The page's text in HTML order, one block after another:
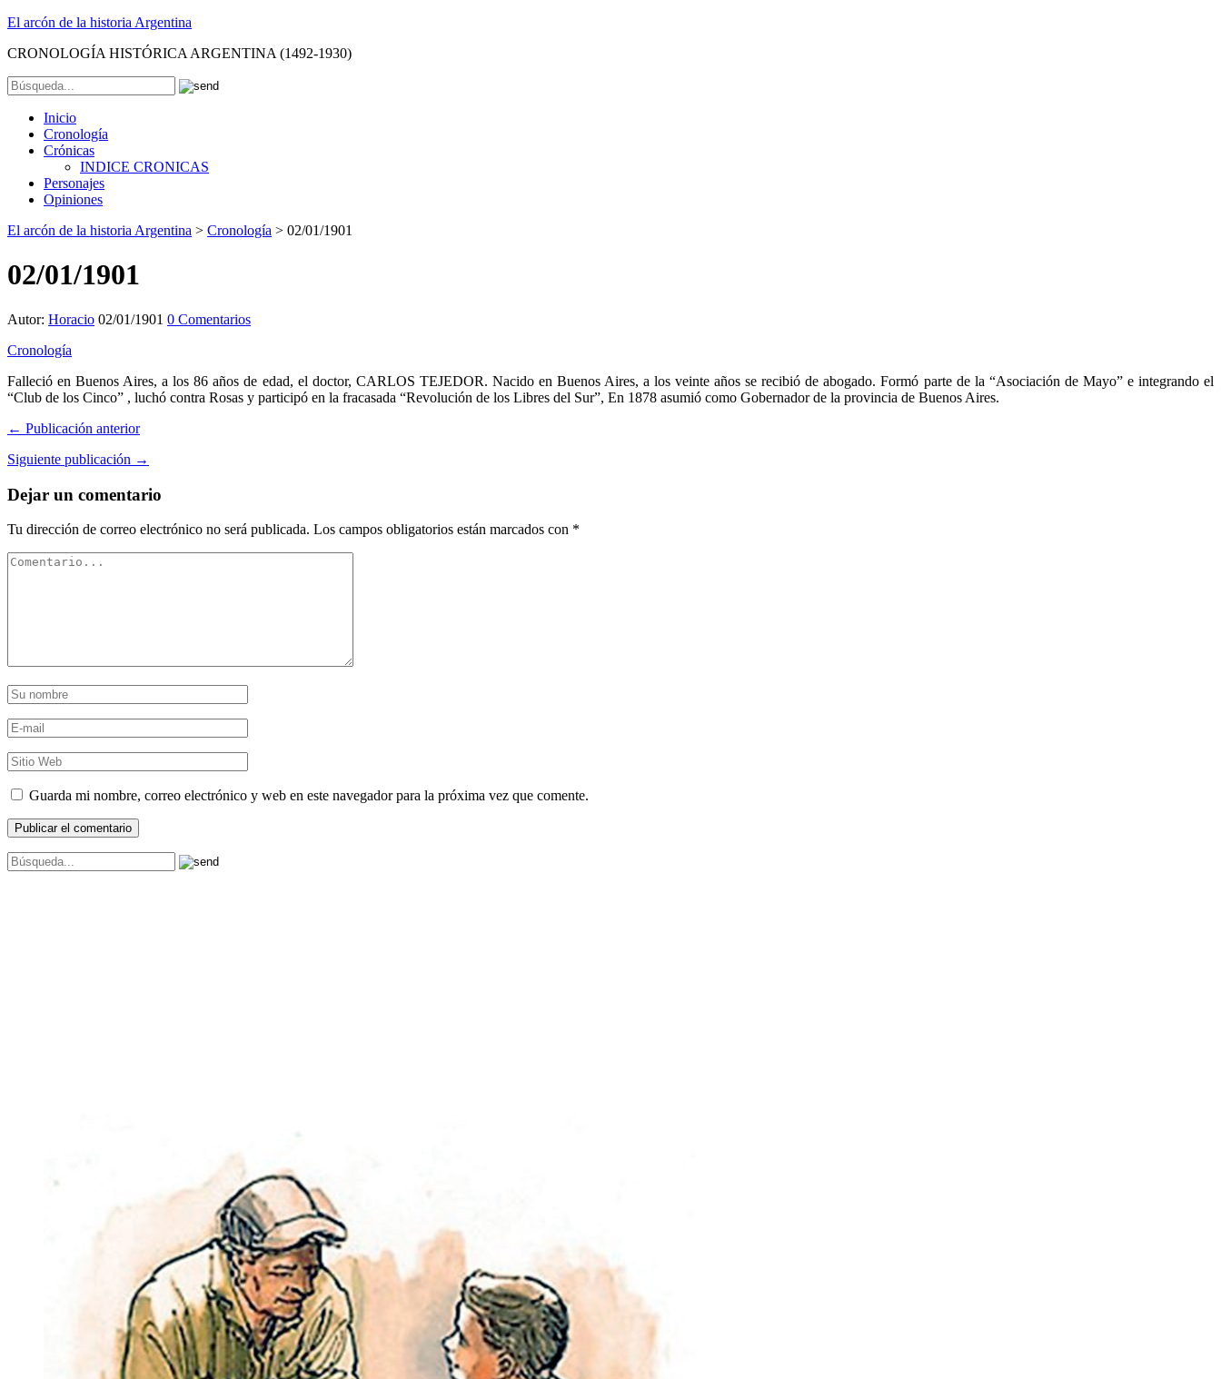
El arcón de la historia Argentina
CRONOLOGÍA HISTÓRICA ARGENTINA (1492-1930)
Inicio
Cronología
Crónicas
INDICE CRONICAS
Personajes
Opiniones
El arcón de la historia Argentina > Cronología > 02/01/1901
02/01/1901
Autor: Horacio 02/01/1901 0 Comentarios
Cronología
Falleció en Buenos Aires, a los 86 años de edad, el doctor, CARLOS TEJEDOR. Nacido en Buenos Aires, a los veinte años se recibió de abogado. Formó parte de la “Asociación de Mayo” e integrando el
“Club de los Cinco” , luchó contra Rosas y participó en la fracasada “Revolución de los Libres del Sur”, En 1878 asumió como Gobernador de la provincia de Buenos Aires.
← Publicación anterior
Siguiente publicación →
Dejar un comentario
Tu dirección de correo electrónico no será publicada. Los campos obligatorios están marcados con *
Guarda mi nombre, correo electrónico y web en este navegador para la próxima vez que comente.